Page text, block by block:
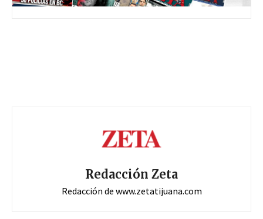
Redacción Zeta
Redacción de www.zetatijuana.com